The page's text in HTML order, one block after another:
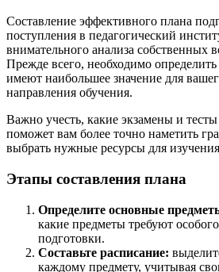
Составление эффективного плана
поступления в педагогический
внимательного анализа собственных
Прежде всего, необходимо
имеют наибольшее значение для
направления обучения.
Важно учесть, какие экзамены и
поможет вам более точно наметить
выбрать нужные ресурсы для
Этапы составления плана
Определите основные
какие предметы требуют
подготовки.
Составьте расписание:
каждому предмету, учитывая